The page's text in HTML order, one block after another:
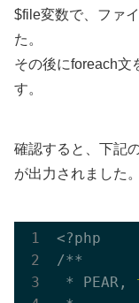
$file変数で、ファ
た。
その後にforeach文
す。
確認すると、下記
が出力されました。
<?php
/**
* PEAR,